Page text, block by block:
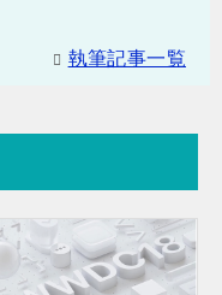
執筆記事一覧